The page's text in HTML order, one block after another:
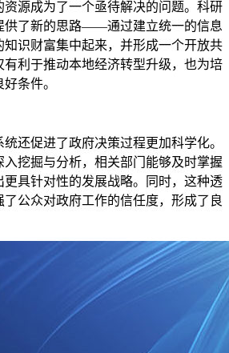
资源成为了一个亟待解决的问题。科研
供了新的思路——通过建立统一的信息
识财富集中起来，并形成一个开放共
利于推动本地经济转型升级，也为培
条件。
还促进了政府决策过程更加科学化。
挖掘与分析，相关部门能够及时掌握
具针对性的发展战略。同时，这种透
公众对政府工作的信任度，形成了良